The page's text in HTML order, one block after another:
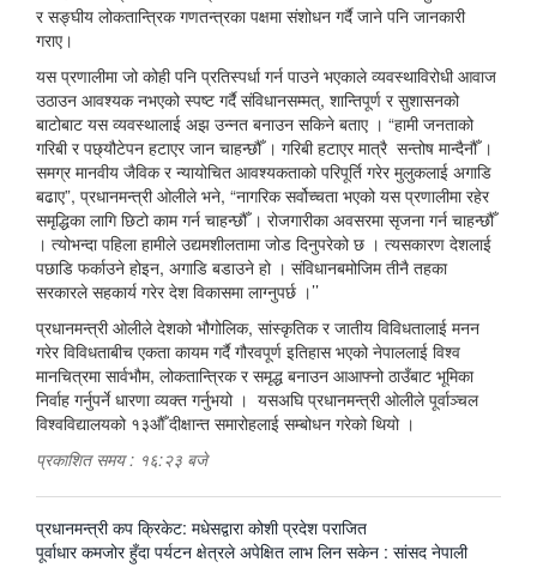
र सङ्घीय लोकतान्त्रिक गणतन्त्रका पक्षमा संशोधन गर्दै जाने पनि जानकारी
गराए।
यस प्रणालीमा जो कोही पनि प्रतिस्पर्धा गर्न पाउने भएकाले व्यवस्थाविरोधी आवाज
उठाउन आवश्यक नभएको स्पष्ट गर्दै संविधानसम्मत्, शान्तिपूर्ण र सुशासनको
बाटोबाट यस व्यवस्थालाई अझ उन्नत बनाउन सकिने बताए । “हामी जनताको
गरिबी र पछ्यौटेपन हटाएर जान चाहन्छौँ । गरिबी हटाएर मात्रै सन्तोष मान्दैनौँ ।
समग्र मानवीय जैविक र न्यायोचित आवश्यकताको परिपूर्ति गरेर मुलुकलाई अगाडि
बढाए”, प्रधानमन्त्री ओलीले भने, “नागरिक सर्वोच्चता भएको यस प्रणालीमा रहेर
समृद्धिका लागि छिटो काम गर्न चाहन्छौँ । रोजगारीका अवसरमा सृजना गर्न चाहन्छौँ
। त्योभन्दा पहिला हामीले उद्यमशीलतामा जोड दिनुपरेको छ । त्यसकारण देशलाई
पछाडि फर्काउने होइन, अगाडि बडाउने हो । संविधानबमोजिम तीनै तहका
सरकारले सहकार्य गरेर देश विकासमा लाग्नुपर्छ ।’’
प्रधानमन्त्री ओलीले देशको भौगोलिक, सांस्कृतिक र जातीय विविधतालाई मनन
गरेर विविधताबीच एकता कायम गर्दै गौरवपूर्ण इतिहास भएको नेपाललाई विश्व
मानचित्रमा सार्वभौम, लोकतान्त्रिक र समृद्ध बनाउन आआफ्नो ठाउँबाट भूमिका
निर्वाह गर्नुपर्ने धारणा व्यक्त गर्नुभयो । यसअघि प्रधानमन्त्री ओलीले पूर्वाञ्चल
विश्वविद्यालयको १३औँ दीक्षान्त समारोहलाई सम्बोधन गरेको थियो ।
प्रकाशित समय : १६:२३ बजे
पछिल्लाे
-
प्रधानमन्त्री कप क्रिकेट: मधेसद्वारा कोशी प्रदेश पराजित
अघिल्लाे
पूर्वाधार कमजोर हुँदा पर्यटन क्षेत्रले अपेक्षित लाभ लिन सकेन : सांसद नेपाली